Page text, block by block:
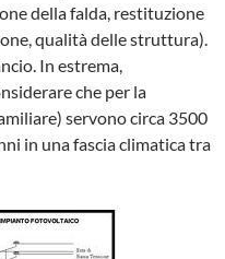
della falda, restituzione
qualità delle struttura).
In estrema,
che per la
servono circa 3500
in una fascia climatica tra